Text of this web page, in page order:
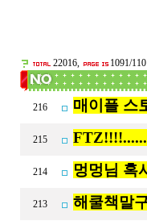
22016, 1091/
216 매이플 스
215
214 멍멍님 혹
213 해쿨책말